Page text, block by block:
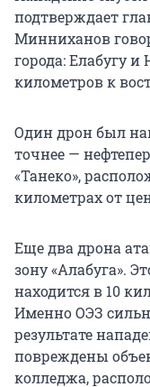
подтверждает
Минниханов
города: Елабугу
километров к
Один дрон был
точнее —
«Танеко»,
километрах от
Еще два дрона
зону «Алабуга».
находится в 10
Именно ОЭЗ
результате
повреждены
колледжа,